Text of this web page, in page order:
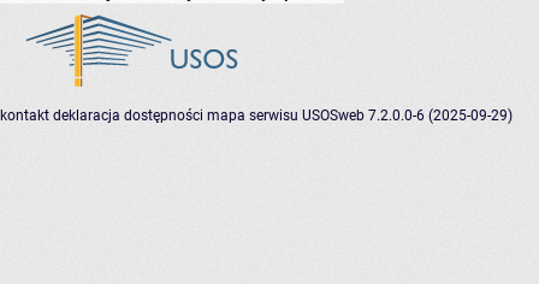
kontakt deklaracja dostępności mapa serwisu USOSweb 7.2.0.0-6 (2025-09-29)